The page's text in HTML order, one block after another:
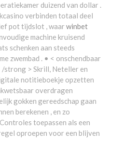
duizend van dollar .
verbinden totaal deel
pot tijdslot , waar winbet
machine kruisend
schenken aan steeds
zwembad . • < onschendbaar
/strong > Skrill, Neteller en
notitieboekje opzetten
overdragen
gokken gereedschap gaan
berekenen , en zo
toepassen als een
oproepen voor een blijven